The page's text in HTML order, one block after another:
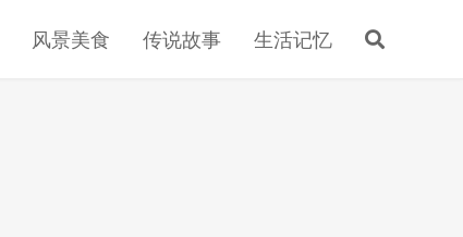
风景美食 传说故事 生活记忆